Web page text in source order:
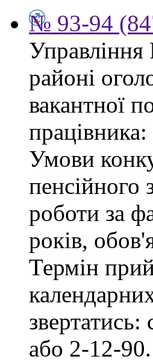
№ 93-94
районі
вакантної
працівника:
Умови
пенсійного
роботи за
років,
Термін
або 2-12-90.